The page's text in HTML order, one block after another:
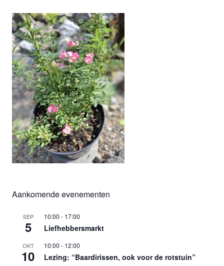
Aankomende evenementen
SEP
5
10:00 - 17:00
Liefhebbersmarkt
OKT
10
10:00 - 12:00
Lezing: “Baardirissen, ook voor de rotstuin”